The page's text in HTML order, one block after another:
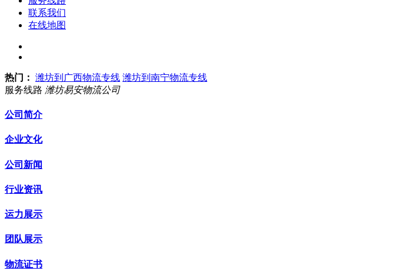
联系我们
在线地图
热门： 潍坊到广西物流专线 潍坊到南宁物流专线
服务线路 潍坊易安物流公司
公司简介
企业文化
公司新闻
行业资讯
运力展示
团队展示
物流证书